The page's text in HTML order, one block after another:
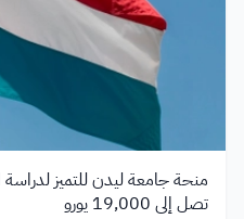
تصل إلى 19,000 يورو